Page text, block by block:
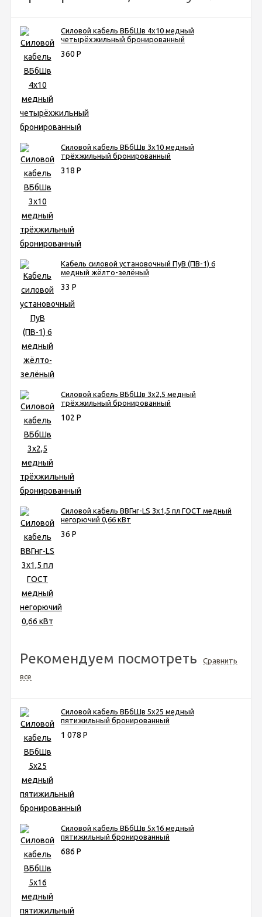
Силовой кабель ВБбШв 4х10 медный
четырёхжильный бронированный
360 Р
Силовой кабель ВБбШв 3х10 медный
трёхжильный бронированный
318 Р
Кабель силовой установочный ПуВ (ПВ-1) 6
медный жёлто-зелёный
33 Р
Силовой кабель ВБбШв 3х2,5 медный
трёхжильный бронированный
102 Р
Силовой кабель ВВГнг-LS 3х1,5 пл ГОСТ медный
негорючий 0,66 кВт
36 Р
Рекомендуем посмотреть
Сравнить
все
Силовой кабель ВБбШв 5х25 медный
пятижильный бронированный
1 078 Р
Силовой кабель ВБбШв 5х16 медный
пятижильный бронированный
686 Р